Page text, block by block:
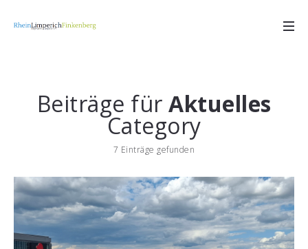
Beiträge für Aktuelles
Category
7 Einträge gefunden